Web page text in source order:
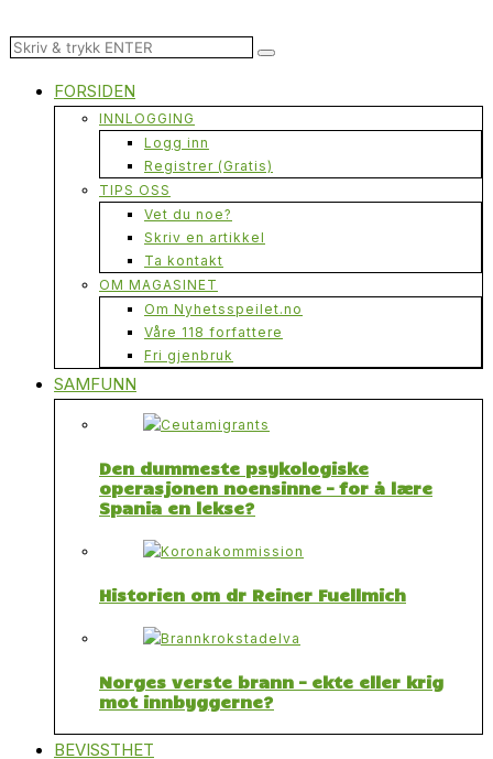
FORSIDEN
INNLOGGING
Logg inn
Registrer (Gratis)
TIPS OSS
Vet du noe?
Skriv en artikkel
Ta kontakt
OM MAGASINET
Om Nyhetsspeilet.no
Våre 118 forfattere
Fri gjenbruk
SAMFUNN
Den dummeste psykologiske
operasjonen noensinne – for å lære
Spania en lekse?
Historien om dr Reiner Fuellmich
Norges verste brann – ekte eller krig
mot innbyggerne?
BEVISSTHET